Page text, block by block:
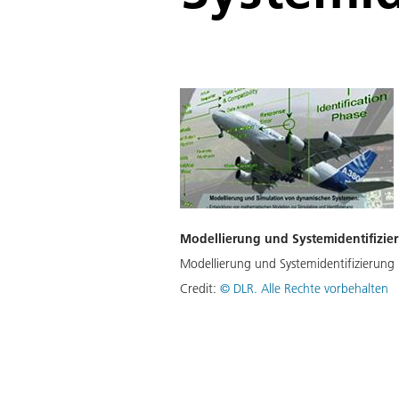
Modellierung und
Modellierung und Systemidentifizierung
Credit: © DLR. Alle Rechte vorbehalten